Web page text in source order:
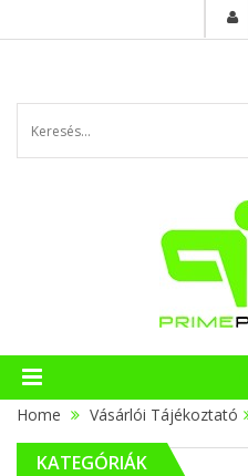
Home
Vásárlói Tájékoztató
KATEGÓRIÁK